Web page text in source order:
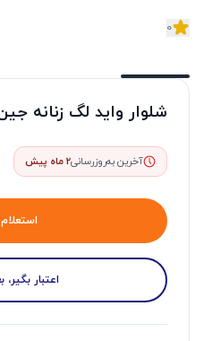
0
شلوار واید لگ زنانه جین
آخرین به‌روزرسانی2 ماه پیش
اعتبار